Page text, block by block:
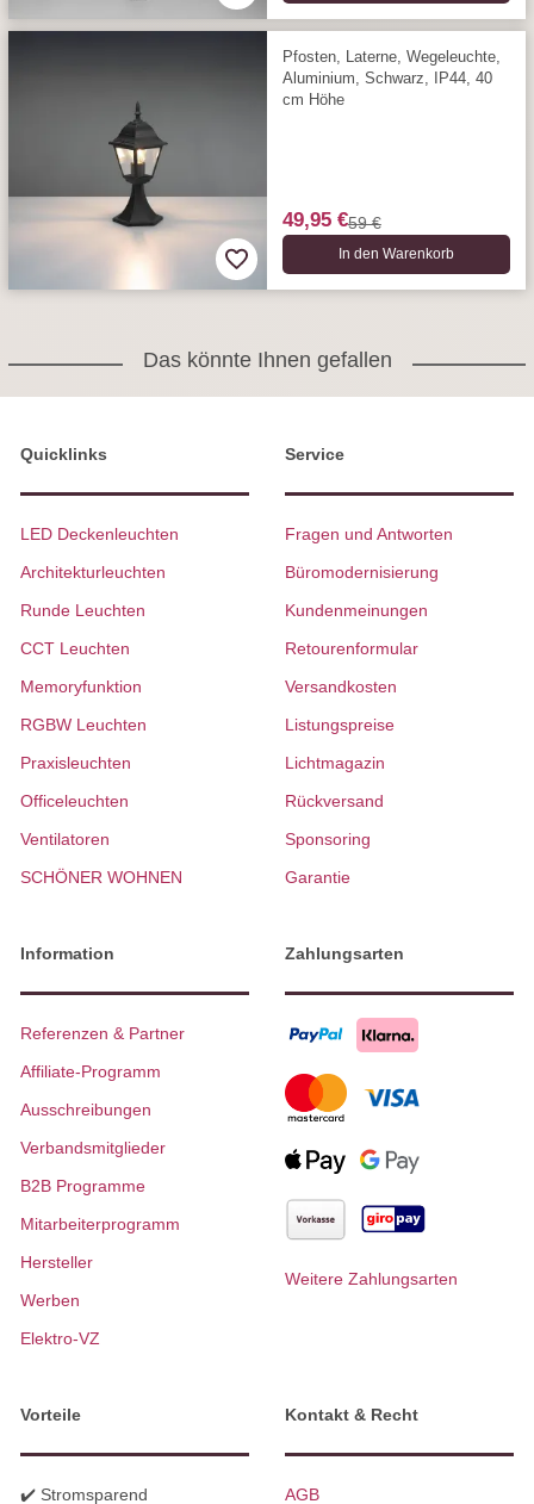
Pfosten, Laterne, Wegeleuchte,
Aluminium, Schwarz, IP44, 40
cm Höhe
49,95 €59 €
In den Warenkorb
Das könnte Ihnen gefallen
Quicklinks
LED Deckenleuchten
Architekturleuchten
Runde Leuchten
CCT Leuchten
Memoryfunktion
RGBW Leuchten
Praxisleuchten
Officeleuchten
Ventilatoren
SCHÖNER WOHNEN
Service
Fragen und Antworten
Büromodernisierung
Kundenmeinungen
Retourenformular
Versandkosten
Listungspreise
Lichtmagazin
Rückversand
Sponsoring
Garantie
Information
Referenzen & Partner
Affiliate-Programm
Ausschreibungen
Verbandsmitglieder
B2B Programme
Mitarbeiterprogramm
Hersteller
Werben
Elektro-VZ
Zahlungsarten
Weitere Zahlungsarten
Vorteile
✔️ Stromsparend
Kontakt & Recht
AGB